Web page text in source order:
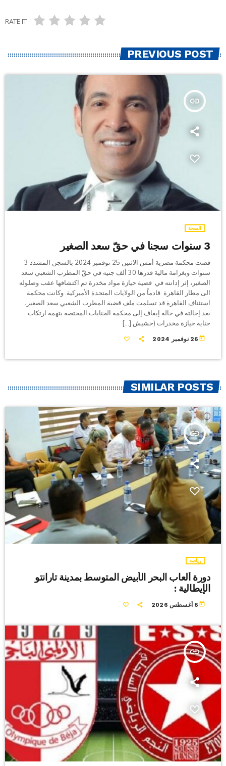
RATE IT
PREVIOUS POST
insert_link
الصحة
3 سنوات سجنا في حقّ سعد الصغير
قضت محكمة مصرية أمس الاثنين 25 نوفمبر 2024 بالسجن المشدد 3
سنوات وبغرامة مالية قدرها 30 ألف جنيه في حقّ المطرب الشعبي سعد
الصغير، إثر إدانته في قضية حيازة مواد مخدرة تم اكتشافها عقب وصلوله
الى مطار القاهرة قادماً من الولايات المتحدة الأميركية. وكانت محكمة
استئناف القاهرة قد تسلمت ملف قضية المطرب الشعبي سعد الصغير،
بعد إحالته في حالة إيقاف إلى محكمة الجنايات المختصة بتهمة ارتكاب
جناية حيازة مخدرات (حشيش […]
today 26 نوفمبر 2024
SIMILAR POSTS
insert_link
رياضة
دورة ألعاب البحر الأبيض المتوسط بمدينة تارانتو
الإيطالية :
today 6 أغسطس 2026
insert_link